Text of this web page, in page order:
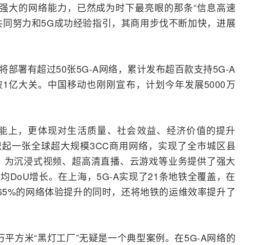
大的网络能力，已然成为时下最亮眼的那条“信息高速
努力和5G成功经验指引，其商用步伐不断加快，进展
部署有超过50张5G-A网络，累计发布超百款支持5G-A
亿大关。 中国移动也刚刚宣布，计划今年发展5000万
上，更体现对生活质量、社会效益、经济价值的提升
一张全球超大规模3CC商用网络，实现了全市城区县
沉浸式视频、超高清直播、云游戏等业务提供了强大
DoU增长。在上海，5G-A实现了21条地铁全覆盖，在
的网络体验提升的同时，还将地铁的运维效率提升了
方米“黑灯工厂”无疑是一个典型案例。在5G-A网络的